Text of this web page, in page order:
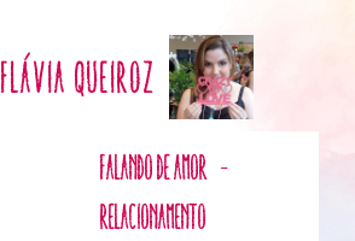
Flávia Queiroz
Falando de Amor -
Relacionamento